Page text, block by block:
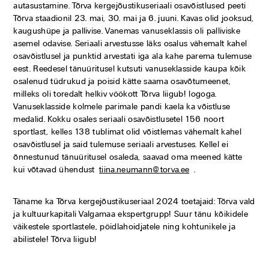
autasustamine. Tõrva kergejõustikuseriaali osavõistlused peeti
Tõrva staadionil 23. mai, 30. mai ja 6. juuni. Kavas olid jooksud,
kaugushüpe ja pallivise. Vanemas vanuseklassis oli palliviske
asemel odavise. Seriaali arvestusse läks osalus vähemalt kahel
osavõistlusel ja punktid arvestati iga ala kahe parema tulemuse
eest. Reedesel tänuüritusel kutsuti vanuseklasside kaupa kõik
osalenud tüdrukud ja poisid kätte saama osavõtumeenet,
milleks oli toredalt helkiv vöökott Tõrva liigub! logoga.
Vanuseklasside kolmele parimale pandi kaela ka võistluse
medalid. Kokku osales seriaali osavõistlusetel 156 noort
sportlast, kelles 138 tublimat olid võistlemas vähemalt kahel
osavõistlusel ja said tulemuse seriaali arvestuses. Kellel ei
õnnestunud tänuüritusel osaleda, saavad oma meened kätte
kui võtavad ühendusttiina.neumann@torva.ee
Täname ka Tõrva kergejõustikuseriaal 2024 toetajaid: Tõrva vald
ja kultuurkapitali Valgamaa ekspertgrupp! Suur tänu kõikidele
väikestele sportlastele, pöidlahoidjatele ning kohtunikele ja
abilistele! Tõrva liigub!